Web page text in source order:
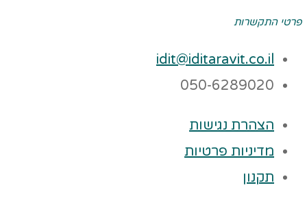
פרטי התקשרות
idit@iditaravit.co.il
050-6289020
הצהרת נגישות
מדיניות פרטיות
תקנון